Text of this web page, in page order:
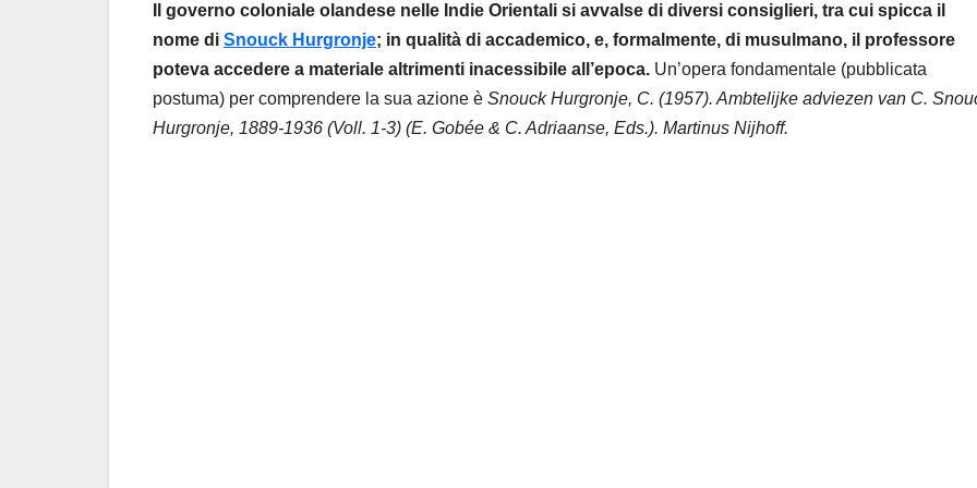
Il governo coloniale olandese nelle Indie Orientali si avvalse di diversi consiglieri, tra cui spicca il
nome di Snouck Hurgronje; in qualità di accademico, e, formalmente, di musulmano, il professore
poteva accedere a materiale altrimenti inacessibile all’epoca. Un’opera fondamentale (pubblicata
postuma) per comprendere la sua azione è Snouck Hurgronje, C. (1957). Ambtelijke adviezen van C.
Hurgronje, 1889-1936 (Voll. 1-3) (E. Gobée & C. Adriaanse, Eds.). Martinus Nijhoff.